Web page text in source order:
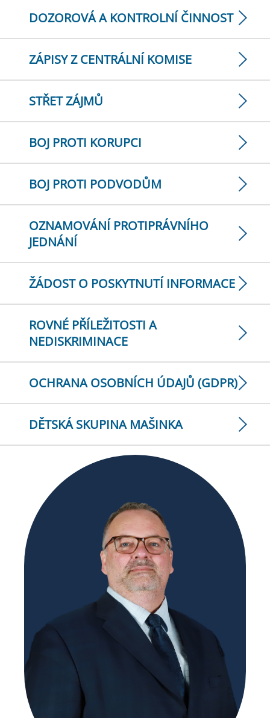
DOZOROVÁ A KONTROLNÍ ČINNOST
ZÁPISY Z CENTRÁLNÍ KOMISE
STŘET ZÁJMŮ
BOJ PROTI KORUPCI
BOJ PROTI PODVODŮM
OZNAMOVÁNÍ PROTIPRÁVNÍHO
JEDNÁNÍ
ŽÁDOST O POSKYTNUTÍ INFORMACE
ROVNÉ PŘÍLEŽITOSTI A
NEDISKRIMINACE
OCHRANA OSOBNÍCH ÚDAJŮ (GDPR)
DĚTSKÁ SKUPINA MAŠINKA